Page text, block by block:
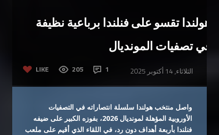
هولندا تقسو على فنلندا برباعية نظيفة
في تصفيات المونديال
LIKE 205 1 الثلاثاء, 14 أكتوبر 2025
واصل منتخب هولندا سلسلة انتصاراته في التصفيات
الأوروبية المؤهلة لمونديال 2026، بفوزه الكبير على ضيفه
فنلندا بأربعة أهداف دون رد، في اللقاء الذي أقيم على ملعب